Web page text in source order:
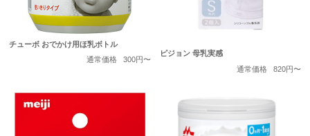
チューボ おでかけ用ほ乳ボトル
通常価格
300円〜
ピジョン 母乳実感
通常価格
820円〜